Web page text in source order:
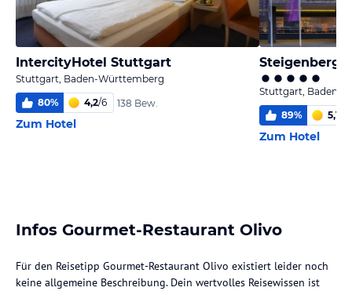
IntercityHotel Stuttgart
Stuttgart, Baden-Württemberg
80% 4,2/6 138 Bew.
Zum Hotel
Stuttgart, Baden-
89% 5,1
Zum Hotel
Infos Gourmet-Restaurant Olivo
Für den Reisetipp Gourmet-Restaurant Olivo existiert leider noch
keine allgemeine Beschreibung. Dein wertvolles Reisewissen ist